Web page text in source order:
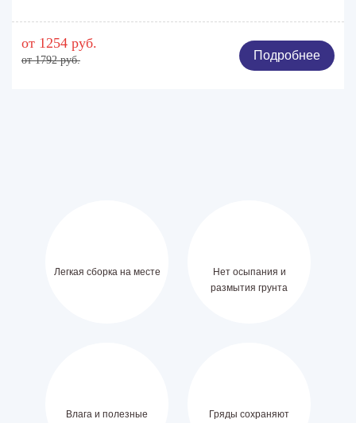
от 1254 руб.
от 1792 руб. Подробнее
Легкая сборка на месте
Нет осыпания и
размытия грунта
Влага и полезные
Гряды сохраняют